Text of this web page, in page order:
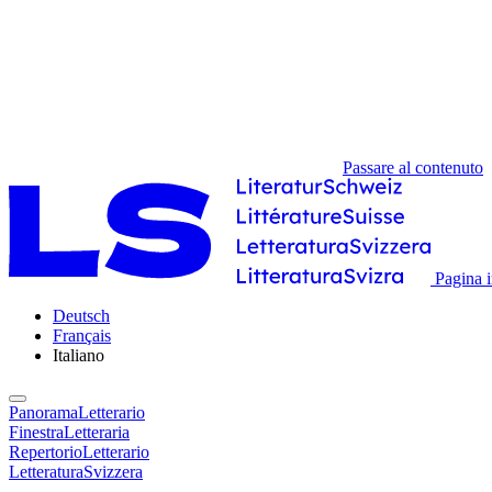
Passare al contenuto
Pagina
Deutsch
Français
Italiano
PanoramaLetterario
FinestraLetteraria
RepertorioLetterario
LetteraturaSvizzera